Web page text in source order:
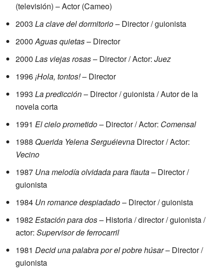
(televisión) – Actor (Cameo)
2003 La clave del dormitorio– Director / guionista
2000Aguas quietas– Director
2000 Las viejas rosas– Director / Actor: Juez
1996¡Hola, tontos!– Director
1993 La predicción– Director / guionista / Autor de la
novela corta
1991 El cielo prometido– Director / Actor: Comensal
1988 Querida Yelena Serguéievna Director / Actor:
Vecino
1987 Una melodía olvidada para flauta– Director /
guionista
1984 Un romance despiadado– Director / guionista
1982Estación para dos– Historia / director / guionista /
actor: Supervisor de ferrocarril
1981 Decid una palabra por el pobre húsar– Director /
guionista